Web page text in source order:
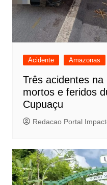
Acidente Amazonas
Três acidentes
mortos e feridos
Cupuaçu
Redacao Portal